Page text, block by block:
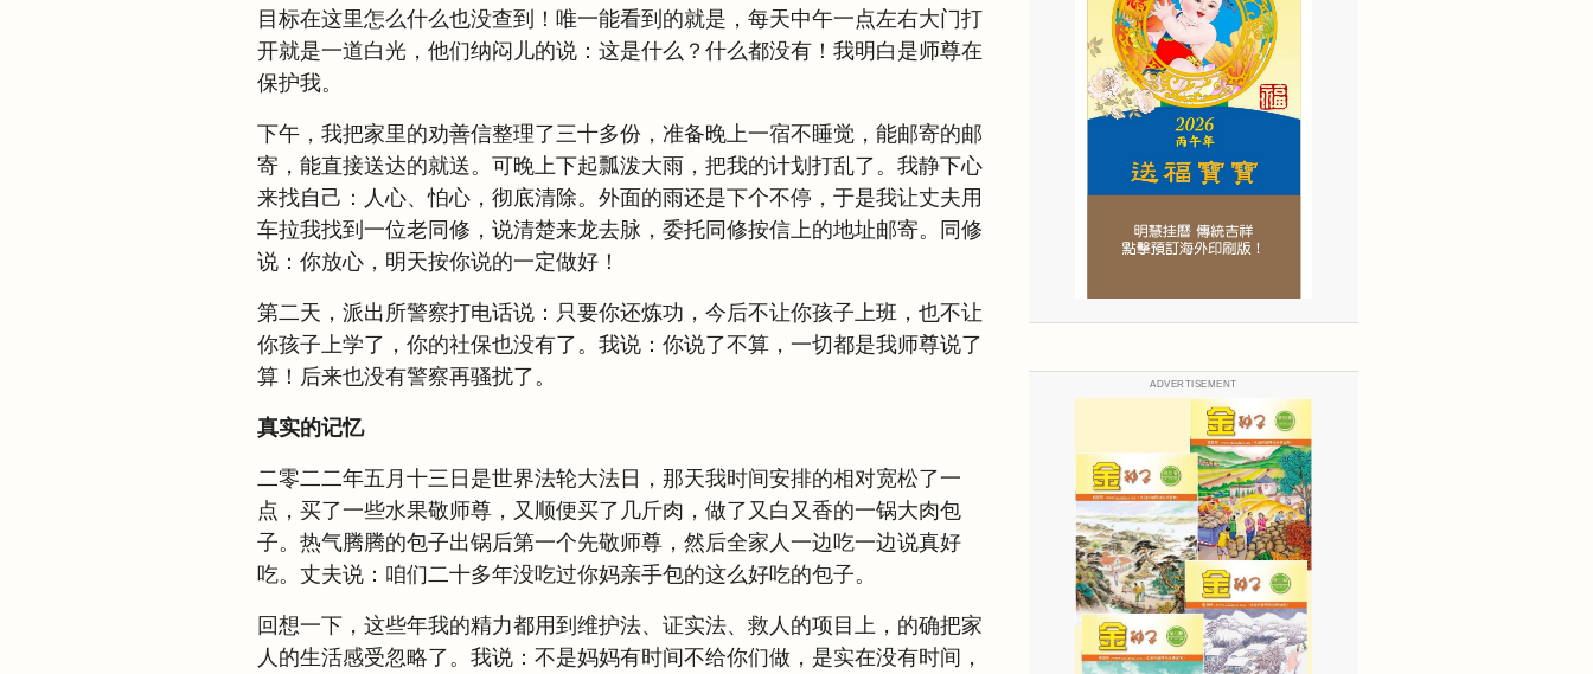
目标在这里怎么什么也没查到！唯一能看到的就是，每天中午一点左右大门打
开就是一道白光，他们纳闷儿的说：这是什么？什么都没有！我明白是师尊在
保护我。
下午，我把家里的劝善信整理了三十多份，准备晚上一宿不睡觉，能邮寄的邮
寄，能直接送达的就送。可晚上下起瓢泼大雨，把我的计划打乱了。我静下心
来找自己：人心、怕心，彻底清除。外面的雨还是下个不停，于是我让丈夫用
车拉我找到一位老同修，说清楚来龙去脉，委托同修按信上的地址邮寄。同修
说：你放心，明天按你说的一定做好！
第二天，派出所警察打电话说：只要你还炼功，今后不让你孩子上班，也不让
你孩子上学了，你的社保也没有了。我说：你说了不算，一切都是我师尊说了
算！后来也没有警察再骚扰了。
真实的记忆
二零二二年五月十三日是世界法轮大法日，那天我时间安排的相对宽松了一
点，买了一些水果敬师尊，又顺便买了几斤肉，做了又白又香的一锅大肉包
子。热气腾腾的包子出锅后第一个先敬师尊，然后全家人一边吃一边说真好
吃。丈夫说：咱们二十多年没吃过你妈亲手包的这么好吃的包子。
回想一下，这些年我的精力都用到维护法、证实法、救人的项目上，的确把家
人的生活感受忽略了。我说：不是妈妈有时间不给你们做，是实在没有时间，
ADVERTISEMENT